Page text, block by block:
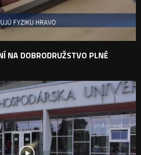
NA DOBRODRUŽSTVO PLNÉ